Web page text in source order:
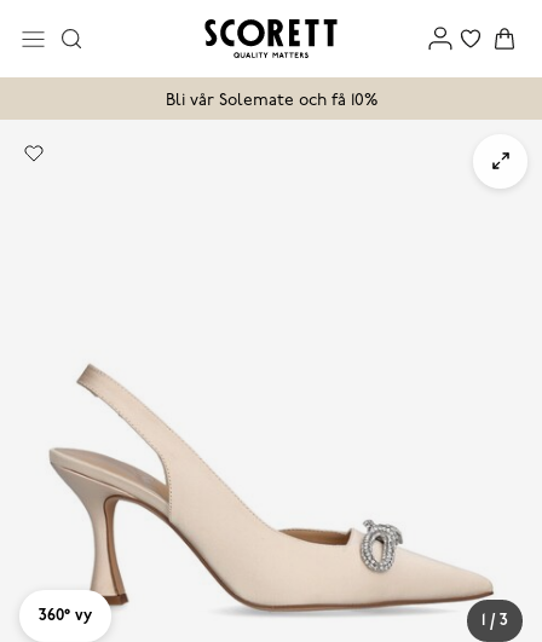
Bli vår Solemate och få 10%
/ 3
360° vy